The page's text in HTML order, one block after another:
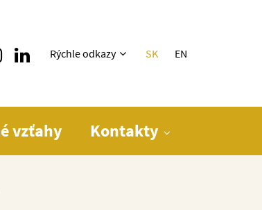
Rýchle menu
Rýchle odkazy SK EN
vzťahy Kontakty